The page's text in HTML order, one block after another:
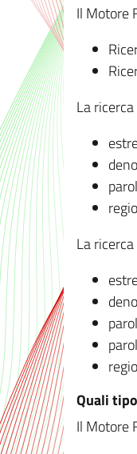
Il Motore
La
La
Quali
Il Motore